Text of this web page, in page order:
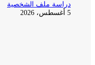
دراسة ملف الشخصية
5 أغسطس، 2026